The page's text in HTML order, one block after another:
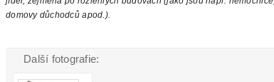
domovy důchodců apod.).
Další fotografie: